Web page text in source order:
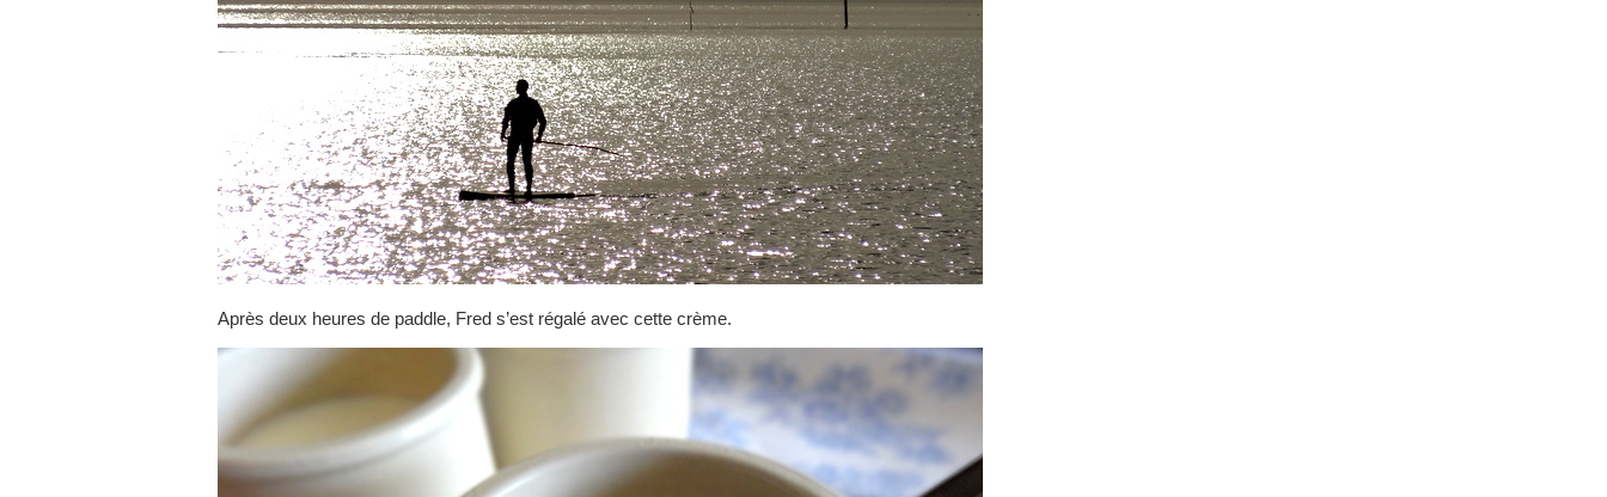
Après deux heures de paddle, Fred s’est régalé avec cette crème.